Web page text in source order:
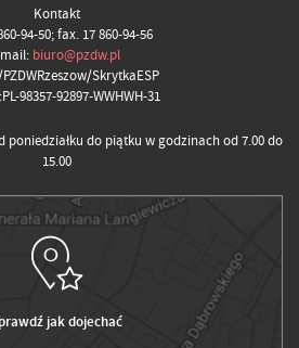
Kontakt
94-50; fax. 17 860-94-56
biuro@pzdw.pl
PZDWRzeszow/SkrytkaESP
98357-92897-WWHWH-31
do piątku w godzinach od 7.00 do
15.00
jak dojechać